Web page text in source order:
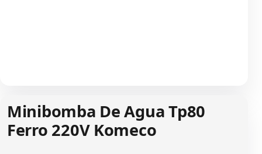
Minibomba De Agua Tp80
Ferro 220V Komeco